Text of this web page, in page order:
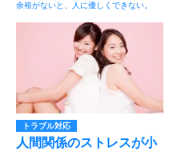
余裕がないと、人に優しくできない。
トラブル対応
人間関係のストレスが小